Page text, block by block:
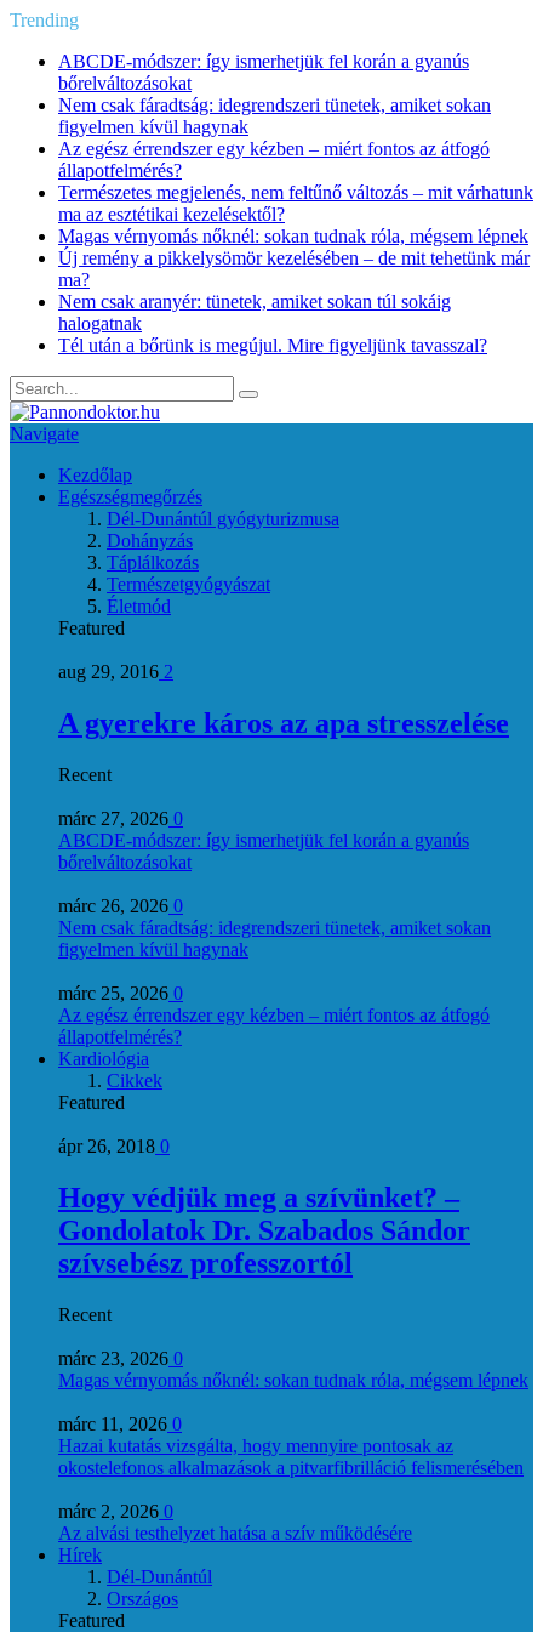
Trending
ABCDE‑módszer: így ismerhetjük fel korán a gyanús
bőrelváltozásokat
Nem csak fáradtság: idegrendszeri tünetek, amiket sokan
figyelmen kívül hagynak
Az egész érrendszer egy kézben – miért fontos az átfogó
állapotfelmérés?
Természetes megjelenés, nem feltűnő változás – mit várhatunk
ma az esztétikai kezelésektől?
Magas vérnyomás nőknél: sokan tudnak róla, mégsem lépnek
Új remény a pikkelysömör kezelésében – de mit tehetünk már
ma?
Nem csak aranyér: tünetek, amiket sokan túl sokáig
halogatnak
Tél után a bőrünk is megújul. Mire figyeljünk tavasszal?
Navigate
Kezdőlap
Egészségmegőrzés
Dél-Dunántúl gyógyturizmusa
Dohányzás
Táplálkozás
Természetgyógyászat
Életmód
Featured
aug 29, 2016 2
A gyerekre káros az apa stresszelése
Recent
márc 27, 2026 0
ABCDE‑módszer: így ismerhetjük fel korán a gyanús
bőrelváltozásokat
márc 26, 2026 0
Nem csak fáradtság: idegrendszeri tünetek, amiket sokan
figyelmen kívül hagynak
márc 25, 2026 0
Az egész érrendszer egy kézben – miért fontos az átfogó
állapotfelmérés?
Kardiológia
Cikkek
Featured
ápr 26, 2018 0
Hogy védjük meg a szívünket? –
Gondolatok Dr. Szabados Sándor
szívsebész professzortól
Recent
márc 23, 2026 0
Magas vérnyomás nőknél: sokan tudnak róla, mégsem lépnek
márc 11, 2026 0
Hazai kutatás vizsgálta, hogy mennyire pontosak az
okostelefonos alkalmazások a pitvarfibrilláció felismerésében
márc 2, 2026 0
Az alvási testhelyzet hatása a szív működésére
Hírek
Dél-Dunántúl
Országos
Featured